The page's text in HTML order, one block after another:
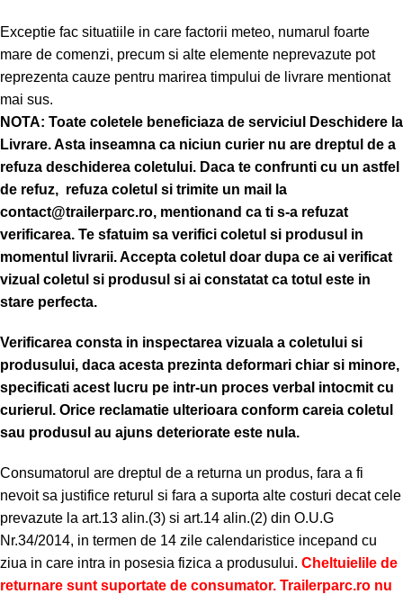
Exceptie fac situatiile in care factorii meteo, numarul foarte
mare de comenzi, precum si alte elemente neprevazute pot
reprezenta cauze pentru marirea timpului de livrare mentionat
mai sus.
NOTA: Toate coletele beneficiaza de serviciul Deschidere la
Livrare. Asta inseamna ca niciun curier nu are dreptul de a
refuza deschiderea coletului. Daca te confrunti cu un astfel
de refuz, refuza coletul si trimite un mail la
contact@trailerparc.ro, mentionand ca ti s-a refuzat
verificarea. Te sfatuim sa verifici coletul si produsul in
momentul livrarii. Accepta coletul doar dupa ce ai verificat
vizual coletul si produsul si ai constatat ca totul este in
stare perfecta.
Verificarea consta in inspectarea vizuala a coletului si
produsului, daca acesta prezinta deformari chiar si minore,
specificati acest lucru pe intr-un proces verbal intocmit cu
curierul. Orice reclamatie ulterioara conform careia coletul
sau produsul au ajuns deteriorate este nula.
Consumatorul are dreptul de a returna un produs, fara a fi
nevoit sa justifice returul si fara a suporta alte costuri decat cele
prevazute la art.13 alin.(3) si art.14 alin.(2) din O.U.G
Nr.34/2014, in termen de 14 zile calendaristice incepand cu
ziua in care intra in posesia fizica a produsului. Cheltuielile de
returnare sunt suportate de consumator. Trailerparc.ro nu